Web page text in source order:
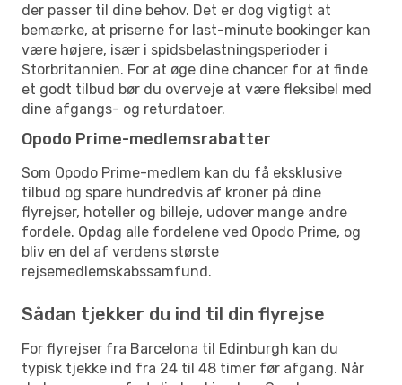
der passer til dine behov. Det er dog vigtigt at
bemærke, at priserne for last-minute bookinger kan
være højere, især i spidsbelastningsperioder i
Storbritannien. For at øge dine chancer for at finde
et godt tilbud bør du overveje at være fleksibel med
dine afgangs- og returdatoer.
Opodo Prime-medlemsrabatter
Som Opodo Prime-medlem kan du få eksklusive
tilbud og spare hundredvis af kroner på dine
flyrejser, hoteller og billeje, udover mange andre
fordele. Opdag alle fordelene ved Opodo Prime, og
bliv en del af verdens største
rejsemedlemskabssamfund.
Sådan tjekker du ind til din flyrejse
For flyrejser fra Barcelona til Edinburgh kan du
typisk tjekke ind fra 24 til 48 timer før afgang. Når